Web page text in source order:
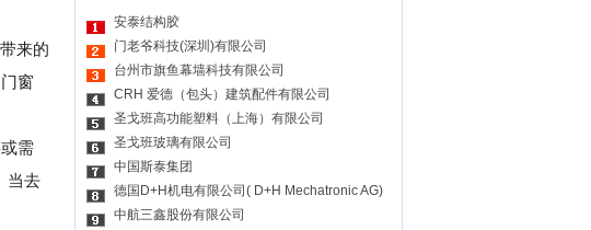
来的
窗
需
当去
安泰结构胶
门老爷科技(深圳)有限公司
台州市旗鱼幕墙科技有限公司
CRH 爱德（包头）建筑配件有限公司
圣戈班高功能塑料（上海）有限公司
圣戈班玻璃有限公司
中国斯泰集团
德国D+H机电有限公司( D+H Mechatronic AG)
中航三鑫股份有限公司